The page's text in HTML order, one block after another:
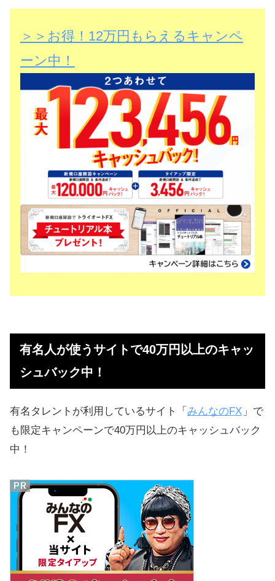
＞＞お得！12万円もらえるキャンペ
ーン中！
有名人が使うサイトで40万円以上のキャッ
シュバック中！
有名タレントが利用しているサイト「 みんなのFX 」で
も限定キャンペーンで40万円以上のキャッシュバック
中！